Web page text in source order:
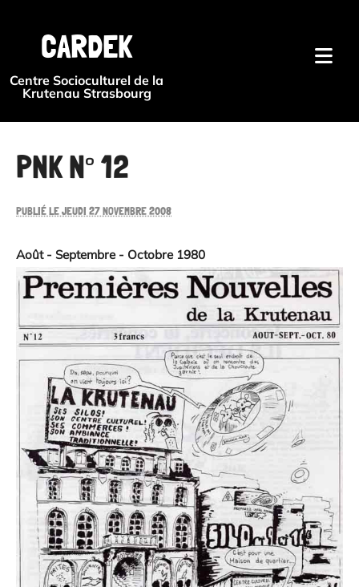
CARDEK
Centre Socioculturel de la
Krutenau Strasbourg
PNK N° 12
PUBLIÉ LE JEUDI 27 NOVEMBRE 2008
Août - Septembre - Octobre 1980